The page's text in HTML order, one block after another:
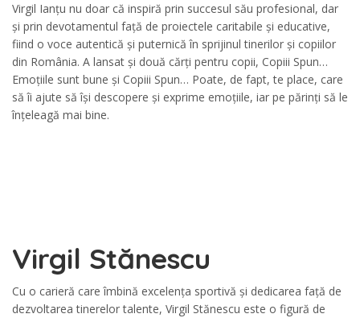
Virgil Ianțu nu doar că inspiră prin succesul său profesional, dar
și prin devotamentul față de proiectele caritabile și educative,
fiind o voce autentică și puternică în sprijinul tinerilor și copiilor
din România. A lansat și două cărți pentru copii, Copiii Spun…
Emoțiile sunt bune și Copiii Spun… Poate, de fapt, te place, care
să îi ajute să își descopere și exprime emoțiile, iar pe părinți să le
înțeleagă mai bine.
Virgil Stănescu
Cu o carieră care îmbină excelența sportivă și dedicarea față de
dezvoltarea tinerelor talente, Virgil Stănescu este o figură de